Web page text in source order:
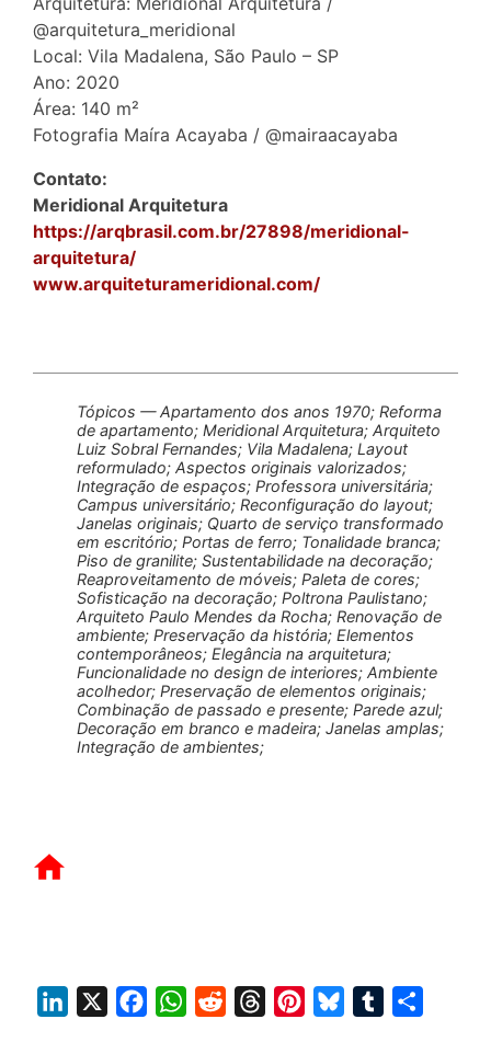
@arquitetura_meridional
Local: Vila Madalena, São Paulo – SP
Ano: 2020
Área: 140 m²
Fotografia Maíra Acayaba / @mairaacayaba
Contato:
Meridional Arquitetura
https://arqbrasil.com.br/27898/meridional-
arquitetura/
www.arquiteturameridional.com/
Tópicos — Apartamento dos anos 1970; Reforma
de apartamento; Meridional Arquitetura; Arquiteto
Luiz Sobral Fernandes; Vila Madalena; Layout
reformulado; Aspectos originais valorizados;
Integração de espaços; Professora universitária;
Campus universitário; Reconfiguração do layout;
Janelas originais; Quarto de serviço transformado
em escritório; Portas de ferro; Tonalidade branca;
Piso de granilite; Sustentabilidade na decoração;
Reaproveitamento de móveis; Paleta de cores;
Sofisticação na decoração; Poltrona Paulistano;
Arquiteto Paulo Mendes da Rocha; Renovação de
ambiente; Preservação da história; Elementos
contemporâneos; Elegância na arquitetura;
Funcionalidade no design de interiores; Ambiente
acolhedor; Preservação de elementos originais;
Combinação de passado e presente; Parede azul;
Decoração em branco e madeira; Janelas amplas;
Integração de ambientes;
W